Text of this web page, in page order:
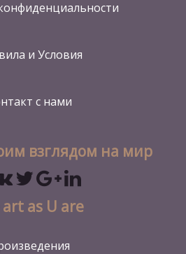
и Условия
с нами
взглядом на мир
as U are